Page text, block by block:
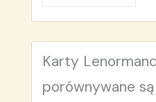
Karty
porównywane